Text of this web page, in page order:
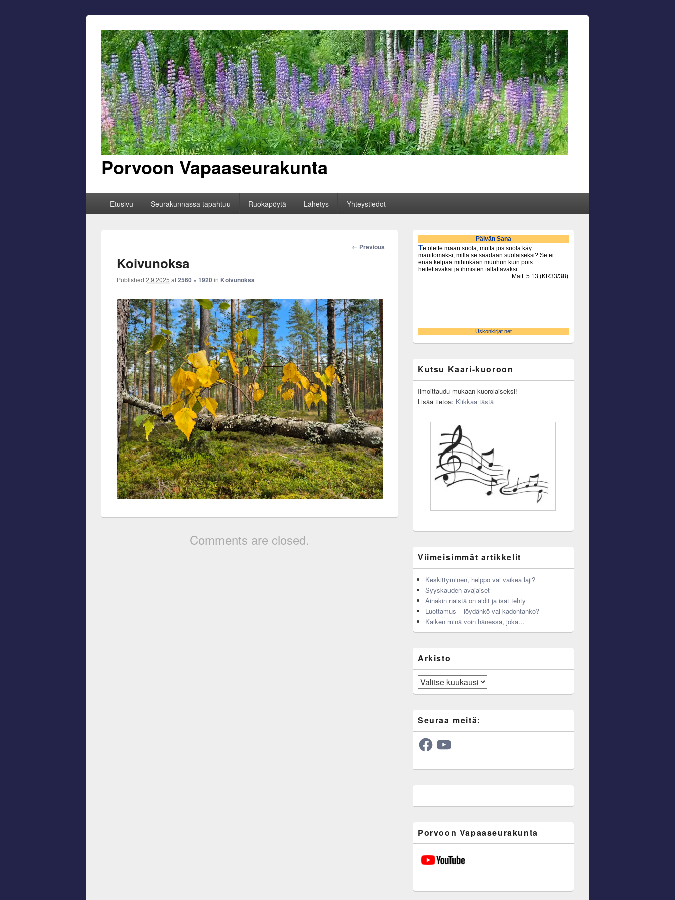
Porvoon Vapaaseurakunta
Etusivu Seurakunnassa tapahtuu Ruokapöytä Lähetys Yhteystiedot
Image
← Previous
Koivunoksa
Published 2.9.2025 at2560 × 1920in Koivunoksa
Comments are closed.
Primary
Sidebar
Widget
Area
Kutsu Kaari-kuoroon
Ilmoittaudu mukaan kuorolaiseksi!
Lisää tietoa: Klikkaa tästä
Viimeisimmät artikkelit
Keskittyminen, helppo vai vaikea laji?
Syyskauden avajaiset
Ainakin näistä on äidit ja isät tehty
Luottamus – löydänkö vai kadontanko?
Kaiken minä voin hänessä, joka…
Arkisto
Arkisto
Seuraa meitä:
FacebookYouTube
Porvoon Vapaaseurakunta